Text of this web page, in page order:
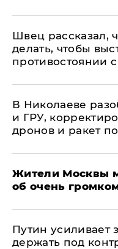
Швец рассказал,
делать, чтобы
противостоянии
В Николаеве
и ГРУ,
дронов и ракет
Жители Москвы
об очень
Путин усиливает
держать под